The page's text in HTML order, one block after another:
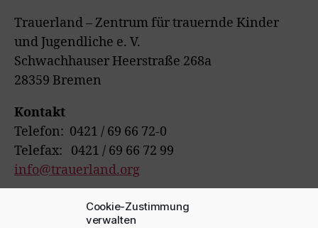
Cookie-Zustimmung
verwalten
Trauerland – Zentrum für trauernde Kinder
und Jugendliche e. V.
Schwachhauser Heerstraße 268a
28359 Bremen
Kontakt
Telefon: 0421 / 69 66 72-0
Telefax: 0421 / 69 66 72 99
info@trauerland.org
YouTube Kanal
https://bit.ly/3lPqy5M